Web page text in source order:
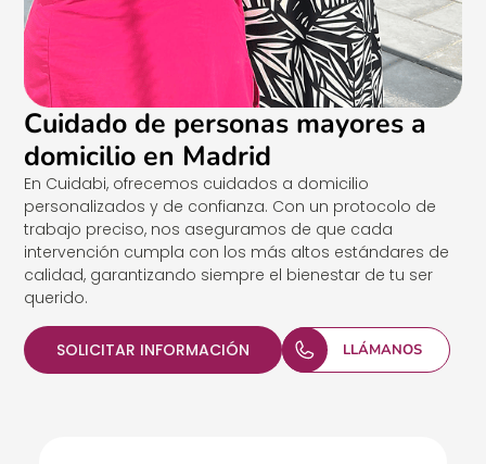
Cuidado de personas mayores a
domicilio en Madrid
En Cuidabi, ofrecemos cuidados a domicilio
personalizados y de confianza. Con un protocolo de
trabajo preciso, nos aseguramos de que cada
intervención cumpla con los más altos estándares de
calidad, garantizando siempre el bienestar de tu ser
querido.
SOLICITAR INFORMACIÓN LLÁMANOS